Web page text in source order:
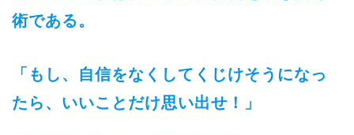
術である。
「もし、自信をなくしてくじけそうになっ
たら、いいことだけ思い出せ！」